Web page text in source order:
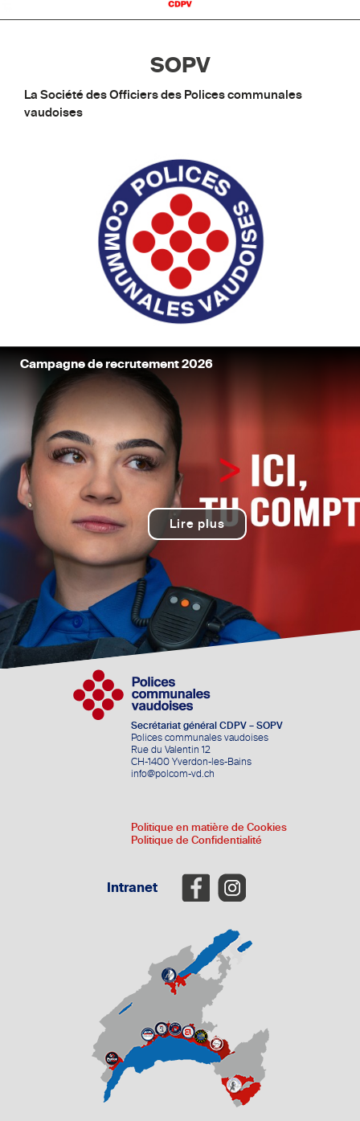
SOPV
La Société des Officiers des Polices communales
vaudoises
Campagne de recrutement 2026
Lire plus
Secrétariat général CDPV – SOPV
Polices communales vaudoises
Rue du Valentin 12
CH-1400 Yverdon-les-Bains
info@polcom-vd.ch
Politique en matière de Cookies
Politique de Confidentialité
Intranet